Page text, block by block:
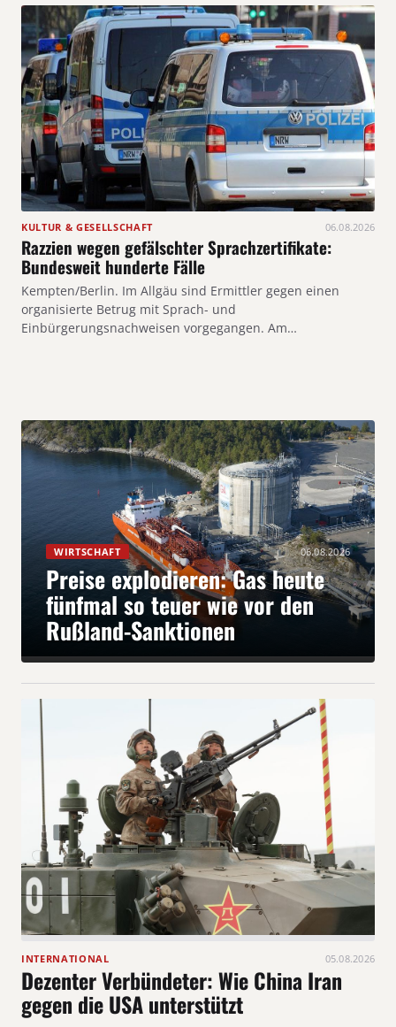
KULTUR & GESELLSCHAFT 06.08.2026
Razzien wegen gefälschter Sprachzertifikate:
Bundesweit hunderte Fälle
Kempten/Berlin. Im Allgäu sind Ermittler gegen einen
organisierte Betrug mit Sprach- und
Einbürgerungsnachweisen vorgegangen. Am…
WIRTSCHAFT 06.08.2026
Preise explodieren: Gas heute
fünfmal so teuer wie vor den
Rußland-Sanktionen
INTERNATIONAL 05.08.2026
Dezenter Verbündeter: Wie China Iran
gegen die USA unterstützt